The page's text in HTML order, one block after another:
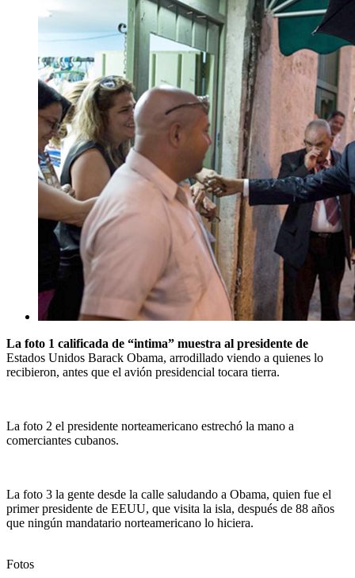
La foto 1 calificada de “intima” muestra al presidente de
Estados Unidos Barack Obama, arrodillado viendo a quienes lo
recibieron, antes que el avión presidencial tocara tierra.
La foto 2 el presidente norteamericano estrechó la mano a
comerciantes cubanos.
La foto 3 la gente desde la calle saludando a Obama, quien fue el
primer presidente de EEUU, que visita la isla, después de 88 años
que ningún mandatario norteamericano lo hiciera.
Fotos